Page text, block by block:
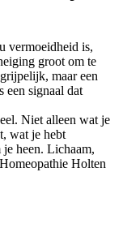
vermoeidheid is,
groot om te
maar een
een signaal dat
Niet alleen wat je
wat je hebt
je heen. Lichaam,
Holten